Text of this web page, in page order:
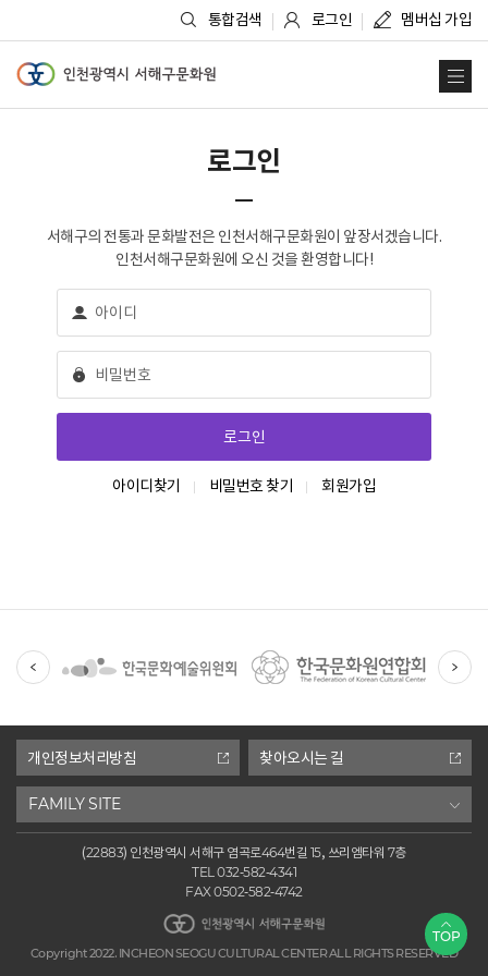
통합검색 로그인 멤버십 가입
로그인
서해구의 전통과 문화발전은 인천서해구문화원이 앞장서겠습니다.
인천서해구문화원에 오신 것을 환영합니다!
아이디찾기 비밀번호 찾기 회원가입
기
개인정보처리방침 찾아오시는 길
FAMILY SITE
(22883) 인천광역시 서해구 염곡로464번길 15, 쓰리엠타워 7층
TEL 032-582-4341
FAX 0502-582-4742
인천광역시 서해구문화원
Copyright 2022. INCHEON SEOGU CULTURAL CENTER ALL RIGHTS RESERVED
TOP